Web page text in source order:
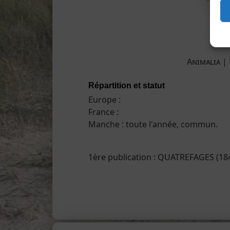
Animalia |
Répartition et statut
Europe :
France :
Manche : toute l'année, commun.
1ère publication : QUATREFAGES